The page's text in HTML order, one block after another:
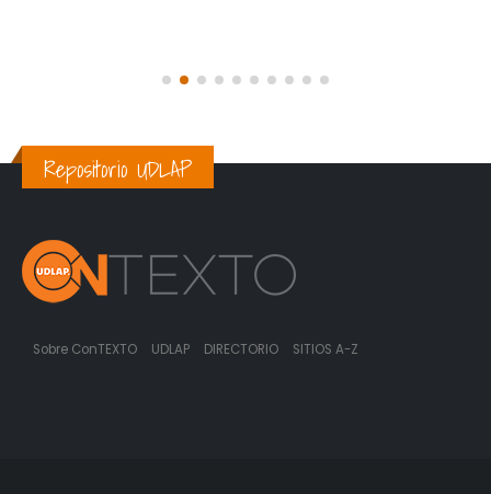
Repositorio UDLAP
Sobre ConTEXTO UDLAP DIRECTORIO SITIOS A-Z